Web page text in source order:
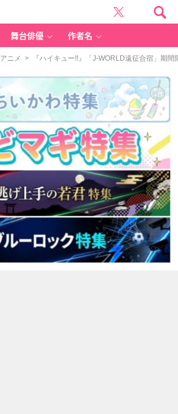
舞台俳優 作者名
アニメ > 『ハイキュー!!』「J-WORLD遠征合宿」期間